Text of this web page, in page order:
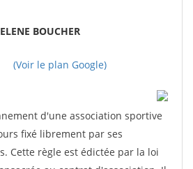
BOUCHER
(Voir le plan Google)
d'une association sportive
fixé librement par ses
Cette règle est édictée par la loi